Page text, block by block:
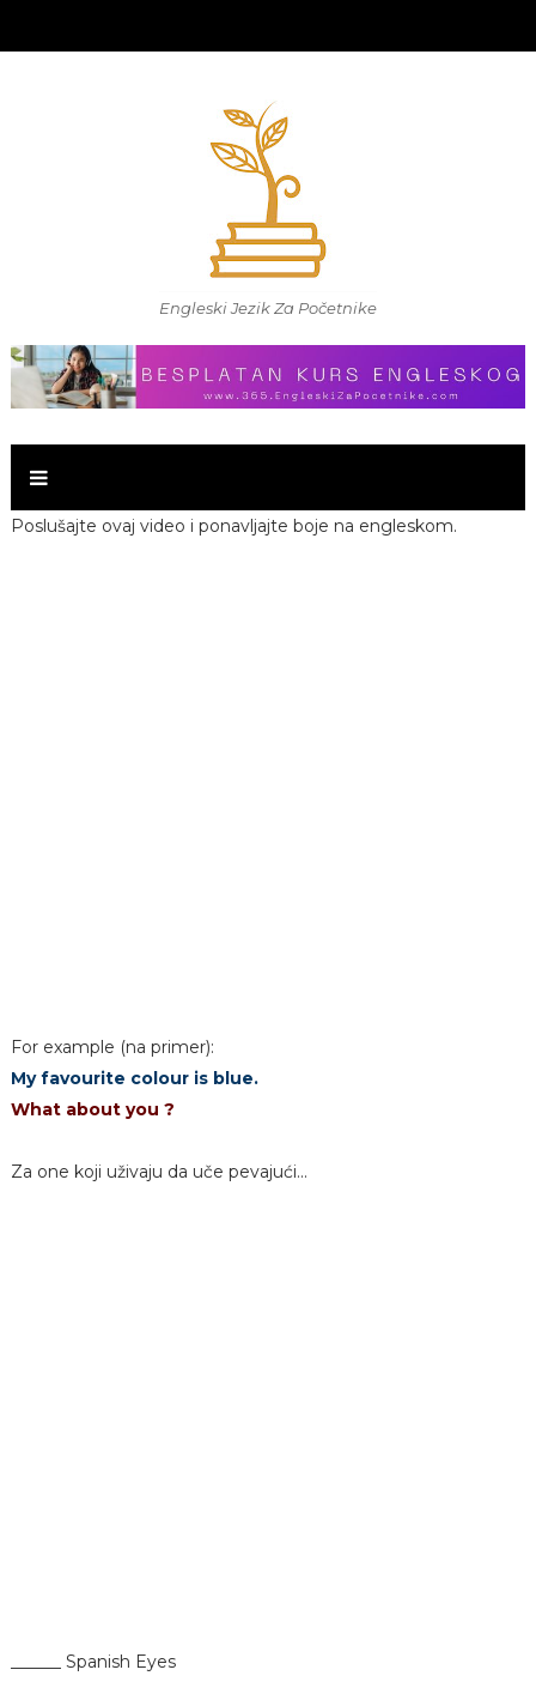
Engleski Jezik Za Početnike
Poslušajte ovaj video i ponavljajte boje na engleskom.
For example (na primer):
My favourite colour is blue.
What about you ?
Za one koji uživaju da uče pevajući...
______ Spanish Eyes